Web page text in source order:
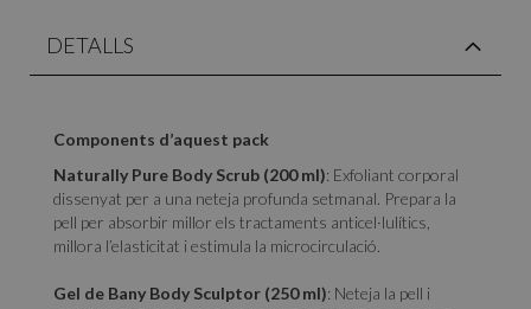
DETALLS
Components d’aquest pack
Naturally Pure Body Scrub (200 ml): Exfoliant corporal
dissenyat per a una neteja profunda setmanal. Prepara la
pell per absorbir millor els tractaments anticel·lulítics,
millora l’elasticitat i estimula la microcirculació.
Gel de Bany Body Sculptor (250 ml): Neteja la pell i